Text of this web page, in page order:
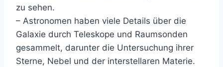
zu sehen.
– Astronomen haben viele Details über die
Galaxie durch Teleskope und Raumsonden
gesammelt, darunter die Untersuchung ihrer
Sterne, Nebel und der interstellaren Materie.